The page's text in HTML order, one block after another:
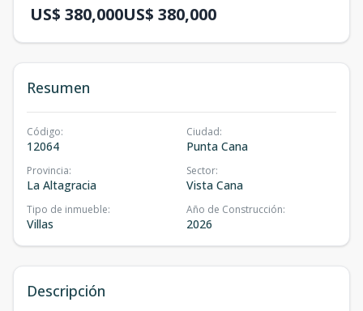
US$ 380,000US$ 380,000
Resumen
Código:
12064
Ciudad:
Punta Cana
Provincia:
La Altagracia
Sector:
Vista Cana
Tipo de inmueble:
Villas
Año de Construcción:
2026
Descripción